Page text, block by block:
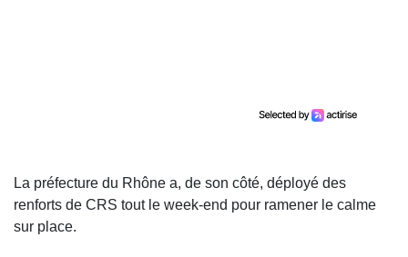
La préfecture du Rhône a, de son côté, déployé des
renforts de CRS tout le week-end pour ramener le calme
sur place.